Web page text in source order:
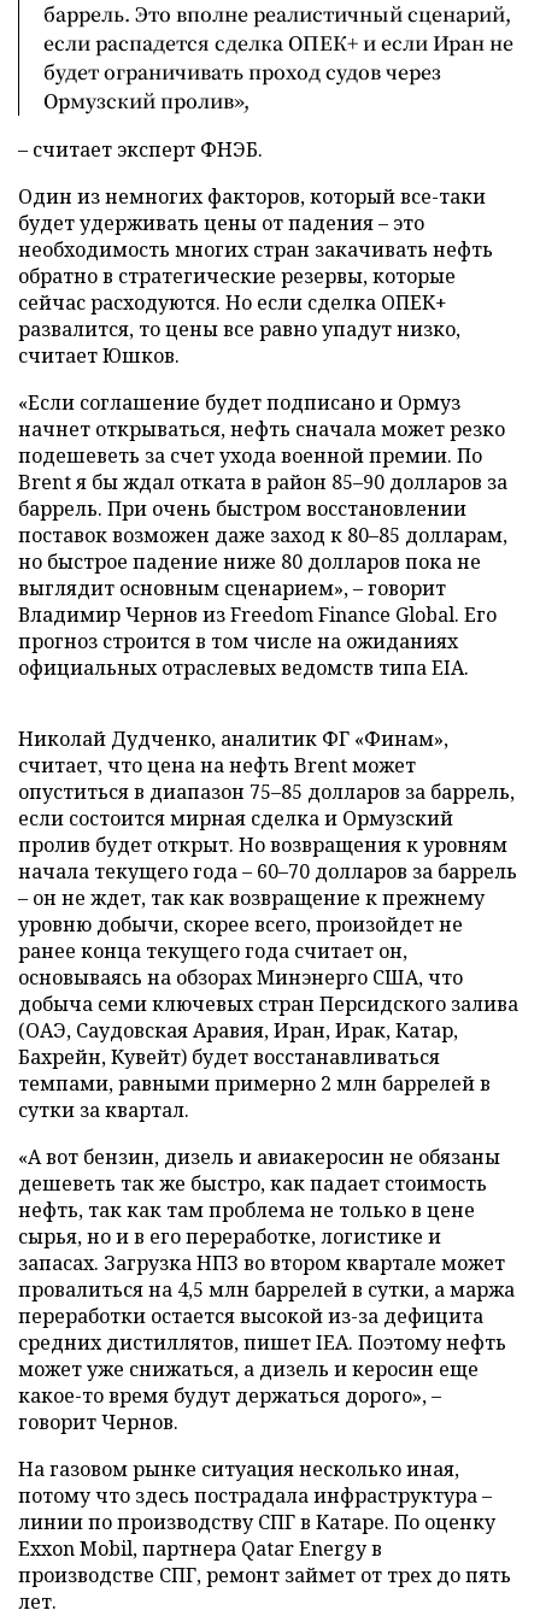
баррель. Это вполне реалистичный сценарий,
если распадется сделка ОПЕК+ и если Иран не
будет ограничивать проход судов через
Ормузский пролив»,
– считает эксперт ФНЭБ.
Один из немногих факторов, который все-таки
будет удерживать цены от падения – это
необходимость многих стран закачивать нефть
обратно в стратегические резервы, которые
сейчас расходуются. Но если сделка ОПЕК+
развалится, то цены все равно упадут низко,
считает Юшков.
«Если соглашение будет подписано и Ормуз
начнет открываться, нефть сначала может резко
подешеветь за счет ухода военной премии. По
Brent я бы ждал отката в район 85–90 долларов за
баррель. При очень быстром восстановлении
поставок возможен даже заход к 80–85 долларам,
но быстрое падение ниже 80 долларов пока не
выглядит основным сценарием», – говорит
Владимир Чернов из Freedom Finance Global. Его
прогноз строится в том числе на ожиданиях
официальных отраслевых ведомств типа EIA.
Николай Дудченко, аналитик ФГ «Финам»,
считает, что цена на нефть Brent может
опуститься в диапазон 75–85 долларов за баррель,
если состоится мирная сделка и Ормузский
пролив будет открыт. Но возвращения к уровням
начала текущего года – 60–70 долларов за баррель
– он не ждет, так как возвращение к прежнему
уровню добычи, скорее всего, произойдет не
ранее конца текущего года считает он,
основываясь на обзорах Минэнерго США, что
добыча семи ключевых стран Персидского залива
(ОАЭ, Саудовская Аравия, Иран, Ирак, Катар,
Бахрейн, Кувейт) будет восстанавливаться
темпами, равными примерно 2 млн баррелей в
сутки за квартал.
«А вот бензин, дизель и авиакеросин не обязаны
дешеветь так же быстро, как падает стоимость
нефть, так как там проблема не только в цене
сырья, но и в его переработке, логистике и
запасах. Загрузка НПЗ во втором квартале может
провалиться на 4,5 млн баррелей в сутки, а маржа
переработки остается высокой из-за дефицита
средних дистиллятов, пишет IEA. Поэтому нефть
может уже снижаться, а дизель и керосин еще
какое-то время будут держаться дорого», –
говорит Чернов.
На газовом рынке ситуация несколько иная,
потому что здесь пострадала инфраструктура –
линии по производству СПГ в Катаре. По оценку
Exxon Mobil, партнера Qatar Energy в
производстве СПГ, ремонт займет от трех до пять
лет.